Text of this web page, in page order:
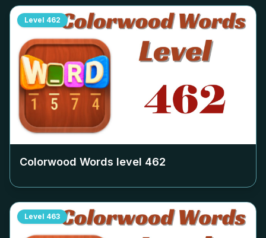
Level 462
Colorwood Words level 462
Level 463